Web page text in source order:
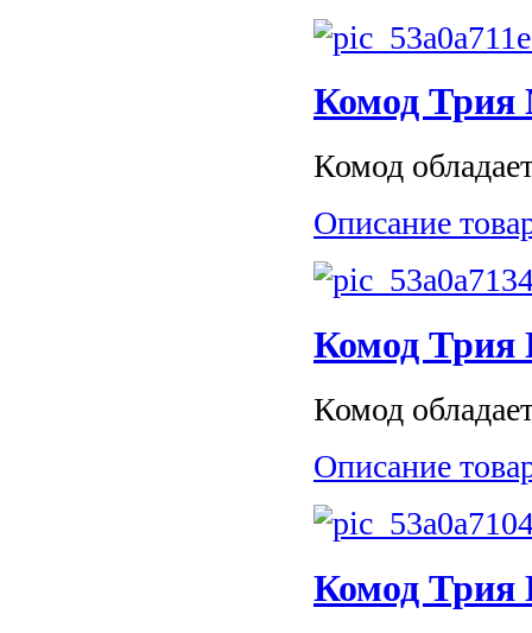
Комод
Комод
Описание
Комод Трия
Комод
Описание
Комод Трия